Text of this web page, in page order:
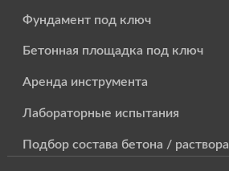
Фундамент под ключ
Бетонная площадка под ключ
Аренда инструмента
Лабораторные испытания
Подбор состава бетона / раствора